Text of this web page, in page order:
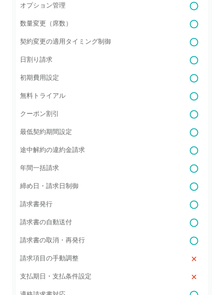
オプション管理
数量変更（席数）
契約変更の適用タイミング制御
日割り請求
初期費用設定
無料トライアル
クーポン割引
最低契約期間設定
途中解約の違約金請求
年間一括請求
締め日・請求日制御
請求書発行
請求書の自動送付
請求書の取消・再発行
請求項目の手動調整
支払期日・支払条件設定